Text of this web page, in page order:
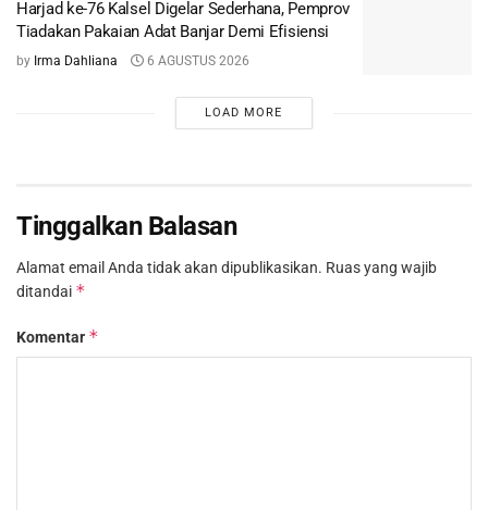
Harjad ke-76 Kalsel Digelar Sederhana, Pemprov
Tiadakan Pakaian Adat Banjar Demi Efisiensi
by Irma Dahliana 6 AGUSTUS 2026
LOAD MORE
Tinggalkan Balasan
Alamat email Anda tidak akan dipublikasikan. Ruas yang wajib
ditandai *
Komentar *